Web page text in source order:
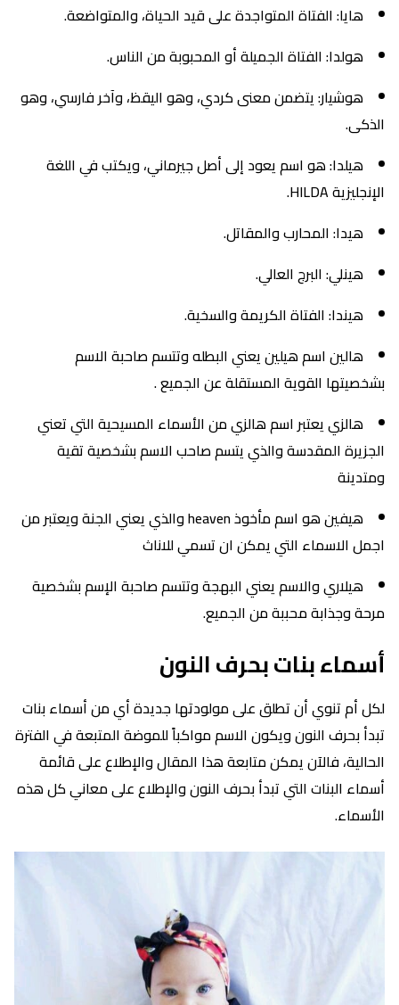
هايا: الفتاة المتواجدة على قيد الحياة، والمتواضعة.
هولدا: الفتاة الجميلة أو المحبوبة من الناس.
هوشيار: يتضمن معنى كردي، وهو اليقظ، وآخر فارسي، وهو
الذكى.
هيلدا: هو اسم يعود إلى أصل جيرماني، ويكتب في اللغة
الإنجليزية HILDA.
هيدا: المحارب والمقاتل.
هينلي: البرج العالي.
هيندا: الفتاة الكريمة والسخية.
هالين اسم هيلين يعني البطله وتتسم صاحبة الاسم
بشخصيتها القوية المستقلة عن الجميع .
هالزي يعتبر اسم هالزي من الأسماء المسيحية التي تعني
الجزيرة المقدسة والذي يتسم صاحب الاسم بشخصية تقية
ومتدينة
هيفين هو اسم مأخوذ heaven والذي يعني الجنة ويعتبر من
اجمل الاسماء التي يمكن ان تسمي للاناث
هيلاري والاسم يعني البهجة وتتسم صاحبة الإسم بشخصية
مرحة وجذابة محببة من الجميع.
أسماء بنات بحرف النون
لكل أم تنوي أن تطلق على مولودتها جديدة أي من أسماء بنات
تبدأ بحرف النون ويكون الاسم مواكباً للموضة المتبعة في الفترة
الحالية، فالآن يمكن متابعة هذا المقال والإطلاع على قائمة
أسماء البنات التي تبدأ بحرف النون والإطلاع على معاني كل هذه
الأسماء.